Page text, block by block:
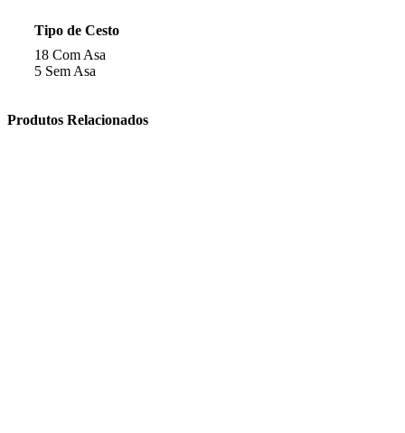
Tipo de Cesto
18 Com Asa
5 Sem Asa
Produtos Relacionados